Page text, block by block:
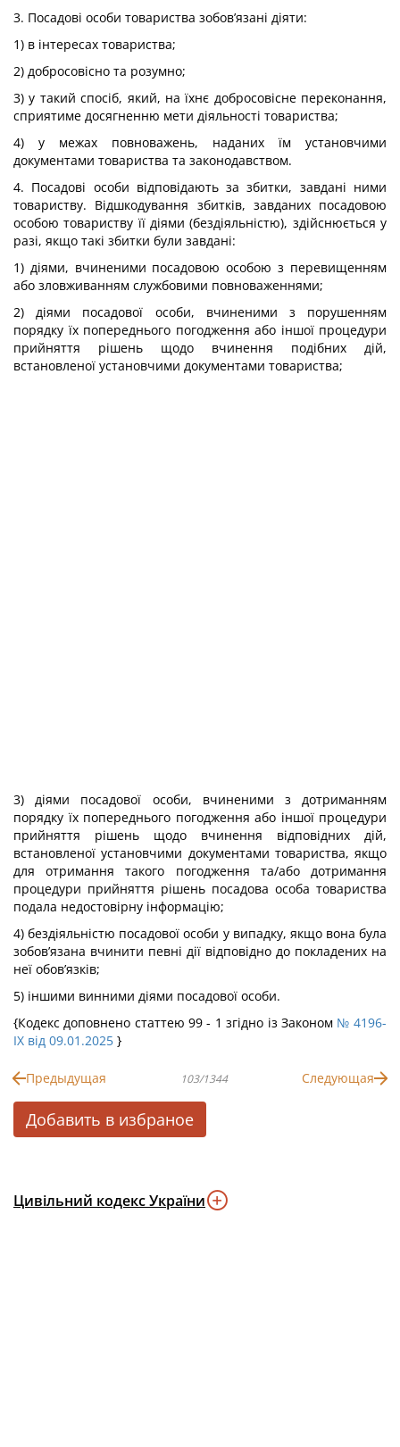
3. Посадові особи товариства зобов’язані діяти:
1) в інтересах товариства;
2) добросовісно та розумно;
3) у такий спосіб, який, на їхнє добросовісне переконання,
сприятиме досягненню мети діяльності товариства;
4) у межах повноважень, наданих їм установчими
документами товариства та законодавством.
4. Посадові особи відповідають за збитки, завдані ними
товариству. Відшкодування збитків, завданих посадовою
особою товариству її діями (бездіяльністю), здійснюється у
разі, якщо такі збитки були завдані:
1) діями, вчиненими посадовою особою з перевищенням
або зловживанням службовими повноваженнями;
2) діями посадової особи, вчиненими з порушенням
порядку їх попереднього погодження або іншої процедури
прийняття рішень щодо вчинення подібних дій,
встановленої установчими документами товариства;
3) діями посадової особи, вчиненими з дотриманням
порядку їх попереднього погодження або іншої процедури
прийняття рішень щодо вчинення відповідних дій,
встановленої установчими документами товариства, якщо
для отримання такого погодження та/або дотримання
процедури прийняття рішень посадова особа товариства
подала недостовірну інформацію;
4) бездіяльністю посадової особи у випадку, якщо вона була
зобов’язана вчинити певні дії відповідно до покладених на
неї обов’язків;
5) іншими винними діями посадової особи.
{Кодекс доповнено статтею 99 - 1 згідно із Законом № 4196-
IX від 09.01.2025 }
Предыдущая 103/1344 Следующая
Добавить в избраное
Цивільний кодекс України